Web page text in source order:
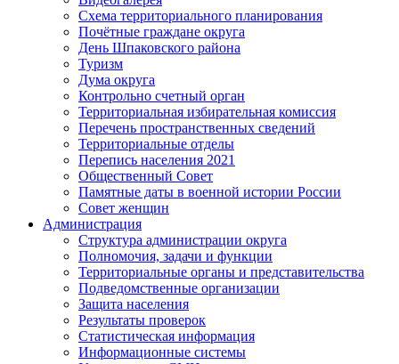
Схема территориального планирования
Почётные граждане округа
День Шпаковского района
Туризм
Дума округа
Контрольно счетный орган
Территориальная избирательная комиссия
Перечень пространственных сведений
Территориальные отделы
Перепись населения 2021
Общественный Совет
Памятные даты в военной истории России
Совет женщин
Администрация
Структура администрации округа
Полномочия, задачи и функции
Территориальные органы и представительства
Подведомственные организации
Защита населения
Результаты проверок
Статистическая информация
Информационные системы